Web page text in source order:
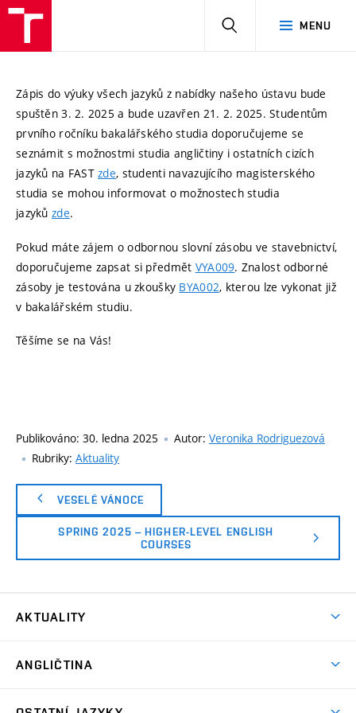
MENU
Zápis do výuky všech jazyků z nabídky našeho ústavu bude
spuštěn 3. 2. 2025 a bude uzavřen 21. 2. 2025. Studentům
prvního ročníku bakalářského studia doporučujeme se
seznámit s možnostmi studia angličtiny i ostatních cizích
jazyků na FASTzde, studenti navazujícího magisterského
studia se mohou informovat o možnostech studia
jazyků zde.
Pokud máte zájem o odbornou slovní zásobu ve stavebnictví,
doporučujeme zapsat si předmět VYA009. Znalost odborné
zásoby je testována u zkoušky BYA002, kterou lze vykonat již
v bakalářském studiu.
Těšíme se na Vás!
Publikováno: 30. ledna 2025 Autor: Veronika Rodriguezová
Rubriky: Aktuality
VESELÉ VÁNOCE
SPRING 2025 – HIGHER-LEVEL ENGLISH
COURSES
AKTUALITY
ANGLIČTINA